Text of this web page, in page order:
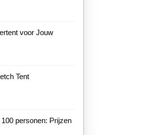
voor Jouw
Tent
personen: Prijzen